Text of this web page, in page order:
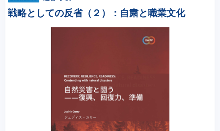
戦略としての反省（２）：自粛と職業文化